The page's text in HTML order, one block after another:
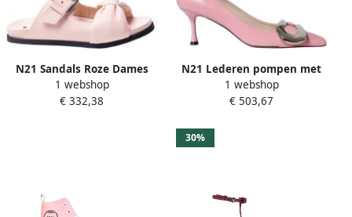
N21 Sandals Roze Dames
1 webshop
€ 332,38
N21 Lederen pompen met
extra grote gesp Roze
Dames
1 webshop
€ 503,67
30%